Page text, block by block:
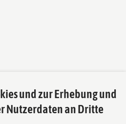
und zur Erhebung und
Nutzerdaten an Dritte